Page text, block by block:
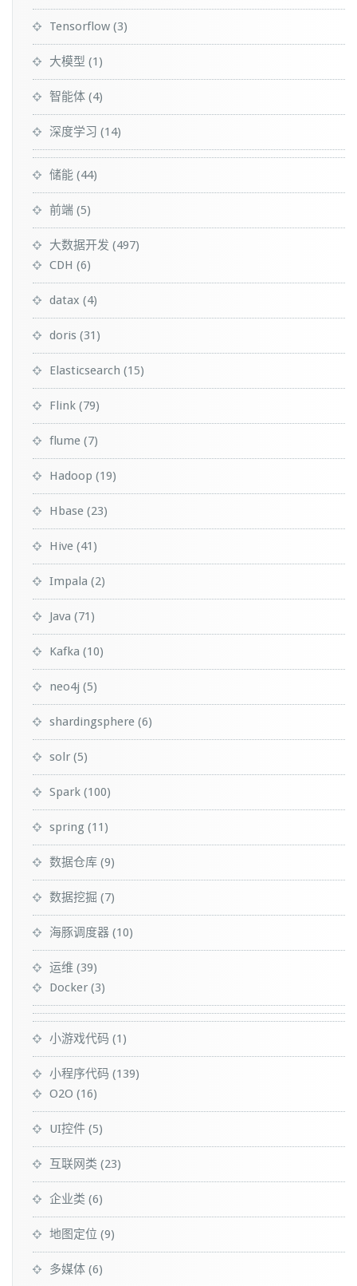
Tensorflow (3)
大模型 (1)
智能体 (4)
深度学习 (14)
储能 (44)
前端 (5)
大数据开发 (497)
CDH (6)
datax (4)
doris (31)
Elasticsearch (15)
Flink (79)
flume (7)
Hadoop (19)
Hbase (23)
Hive (41)
Impala (2)
Java (71)
Kafka (10)
neo4j (5)
shardingsphere (6)
solr (5)
Spark (100)
spring (11)
数据仓库 (9)
数据挖掘 (7)
海豚调度器 (10)
运维 (39)
Docker (3)
小游戏代码 (1)
小程序代码 (139)
O2O (16)
UI控件 (5)
互联网类 (23)
企业类 (6)
地图定位 (9)
多媒体 (6)